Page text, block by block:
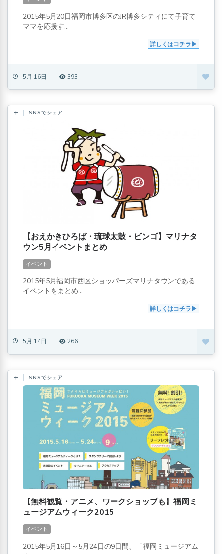
2015年5月20日福岡市博多区のJR博多シティにて子育て
ママを応援す...
詳しくはコチラ
5月 16日 393
SNSでシェア
【おえかきひろば・琉球太鼓・ビンゴ】マリナタ
ウン5月イベントまとめ
イベント
2015年5月福岡市西区ショッパーズマリナタウンである
イベントをまとめ...
詳しくはコチラ
5月 14日 266
SNSでシェア
【無料観覧・アニメ、ワークショップも】福岡ミ
ュージアムウィーク2015
イベント
2015年5月16日～5月24日の9日間、「福岡ミュージアム